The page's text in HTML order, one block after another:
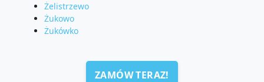
Żelistrzewo
Żukowo
Żukówko
ZAMÓW TERAZ!